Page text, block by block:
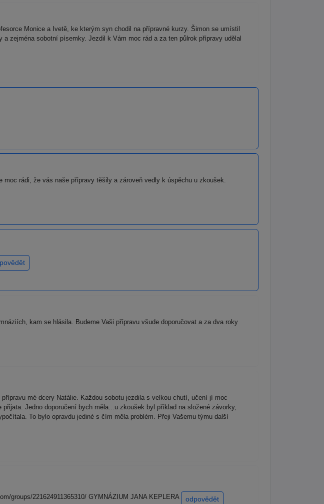
Monice a Ivetě, ke kterým syn chodil na přípravné kurzy. Šimon se umístil
zejména sobotní písemky. Jezdil k Vám moc rád a za ten půlrok přípravy udělal
rádi, že vás naše přípravy těšily a zároveň vedly k úspěchu u zkoušek.
kam se hlásila. Budeme Vaši přípravu všude doporučovat a za dva roky
mé dcery Natálie. Každou sobotu jezdila s velkou chutí, učení jí moc
Jedno doporučení bych měla...u zkoušek byl příklad na složené závorky,
To bylo opravdu jediné s čím měla problém. Přeji Vašemu týmu další
groups/221624911365310/ GYMNÁZIUM JANA KEPLERA odpovědět